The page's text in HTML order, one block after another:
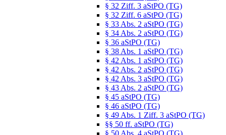
§ 32 Ziff. 3 aStPO (TG)
§ 32 Ziff. 6 aStPO (TG)
§ 33 Abs. 2 aStPO (TG)
§ 34 Abs. 2 aStPO (TG)
§ 36 aStPO (TG)
§ 38 Abs. 1 aStPO (TG)
§ 42 Abs. 1 aStPO (TG)
§ 42 Abs. 2 aStPO (TG)
§ 42 Abs. 3 aStPO (TG)
§ 43 Abs. 2 aStPO (TG)
§ 45 aStPO (TG)
§ 46 aStPO (TG)
§ 49 Abs. 1 Ziff. 3 aStPO (TG)
§§ 50 ff. aStPO (TG)
§ 50 Abs. 4 aStPO (TG)